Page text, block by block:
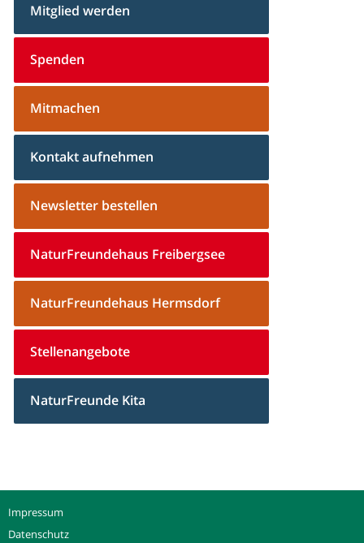
Mitglied werden
Spenden
Mitmachen
Kontakt aufnehmen
Newsletter bestellen
NaturFreundehaus Freibergsee
NaturFreundehaus Hermsdorf
Stellenangebote
NaturFreunde Kita
Impressum
Datenschutz